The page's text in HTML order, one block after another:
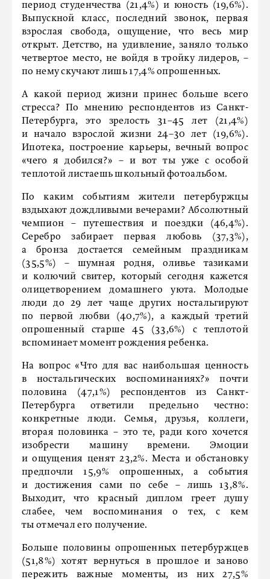
период студенчества (21,4%) и юность (19,6%).
Выпускной класс, последний звонок, первая
взрослая свобода, ощущение, что весь мир
открыт. Детство, на удивление, заняло только
четвертое место, не войдя в тройку лидеров, –
по нему скучают лишь 17,4% опрошенных.
А какой период жизни принес больше всего
стресса? По мнению респондентов из Санкт-
Петербурга, это зрелость 31–45 лет (21,4%)
и начало взрослой жизни 24–30 лет (19,6%).
Ипотека, построение карьеры, вечный вопрос
«чего я добился?» – и вот ты уже с особой
теплотой листаешь школьный фотоальбом.
По каким событиям жители петербуржцы
вздыхают дождливыми вечерами? Абсолютный
чемпион – путешествия и поездки (46,4%).
Серебро забирает первая любовь (37,3%),
а бронза достается семейным праздникам
(35,5%) – шумная родня, оливье тазиками
и колючий свитер, который сегодня кажется
олицетворением домашнего уюта. Молодые
люди до 29 лет чаще других ностальгируют
по первой любви (40,7%), а каждый третий
опрошенный старше 45 (33,6%) с теплотой
вспоминает момент рождения ребенка.
На вопрос «Что для вас наибольшая ценность
в ностальгических воспоминаниях?» почти
половина (47,1%) респондентов из Санкт-
Петербурга ответили предельно честно:
конкретные люди. Семья, друзья, коллеги,
вторая половинка – это те, ради кого хочется
изобрести машину времени. Эмоции
и ощущения ценят 23,2%. Места и обстановку
предпочли 15,9% опрошенных, а события
и достижения сами по себе – лишь 13,8%.
Выходит, что красный диплом греет душу
слабее, чем воспоминания о тех, с кем
ты отмечал его получение.
Больше половины опрошенных петербуржцев
(51,8%) хотят вернуться в прошлое и заново
пережить важные моменты, из них 27,5%